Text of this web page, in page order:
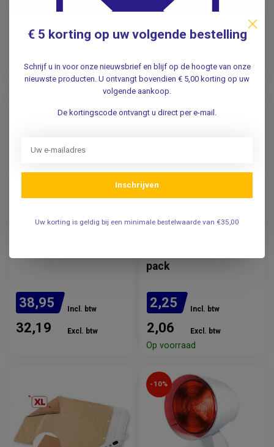
29,50 Incl. btw
Verwachte levertijd: 1 week
39,50 Incl. btw
Op voorraad
38,95 Incl. btw
32,19 Excl. btw
pack
2,25 Incl. btw
2,06 Excl. btw
Op voorraad
-10%
€ 5 korting op uw volgende bestelling
Schrijf u in voor onze nieuwsbrief en blijf op de hoogte van onze
nieuwste producten. U ontvangt bovendien € 5,00 korting op uw
volgende aankoop.
De kortingscode ontvangt u direct per e-mail.
Inschrijven
Uw korting is geldig bij een minimale bestelwaarde van €35,00